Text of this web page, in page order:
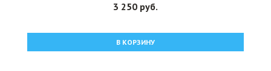
3 250 руб.
В КОРЗИНУ